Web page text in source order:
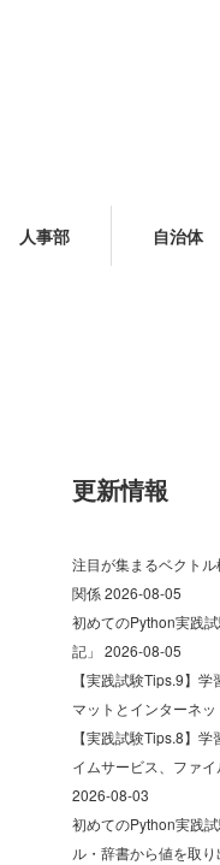
人事部 自治体
更新情報
注目が集まるベクト
関係2026-08-05
初めてのPython実践
記」 2026-08-05
【実践試験Tips.9】
マットとインターネ
【実践試験Tips.8】
イムサービス、ファ
2026-08-03
初めてのPython実践
ル・辞書から値を取り